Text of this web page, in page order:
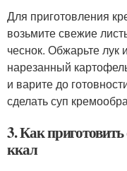
Для приготовления
возьмите свежие
чеснок. Обжарьте лук
нарезанный
и варите до
сделать суп
3. Как
ккал